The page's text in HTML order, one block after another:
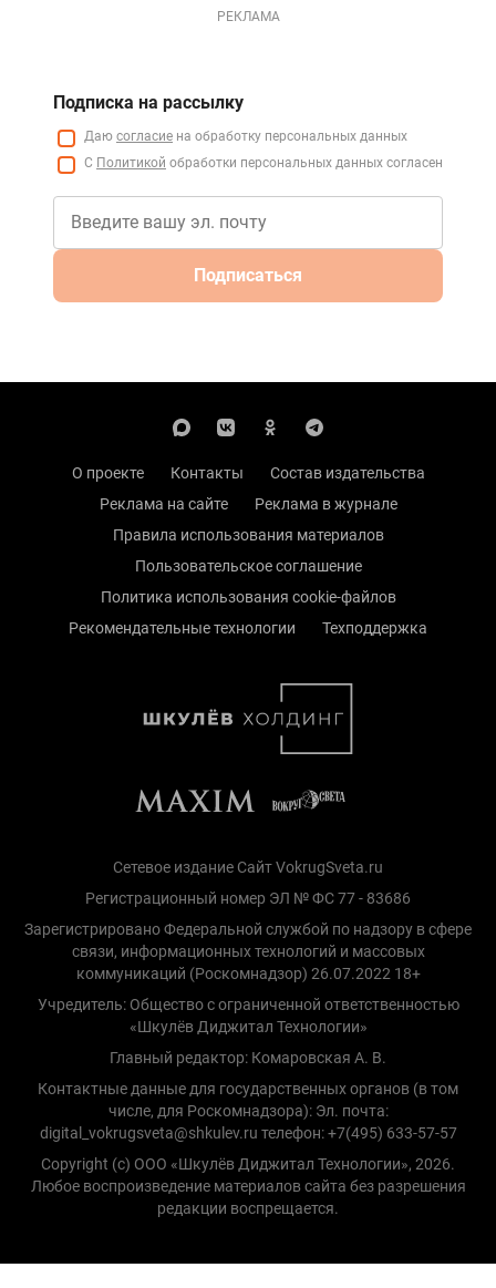
РЕКЛАМА
Подписка на рассылку
Даю согласие на обработку персональных данных
С Политикой обработки персональных данных согласен
Подписаться
О проекте Контакты
Состав издательства
Реклама на сайте
Реклама в журнале
Правила использования материалов
Пользовательское соглашение
Политика использования cookie-файлов
Рекомендательные технологии
Техподдержка
Сетевое издание Сайт VokrugSveta.ru
Регистрационный номер ЭЛ № ФС 77 - 83686
Зарегистрировано Федеральной службой по надзору в сфере
связи, информационных технологий и массовых
коммуникаций (Роскомнадзор) 26.07.2022 18+
Учредитель: Общество с ограниченной ответственностью
«Шкулёв Диджитал Технологии»
Главный редактор: Комаровская А. В.
Контактные данные для государственных органов (в том
числе, для Роскомнадзора): Эл. почта:
digital_vokrugsveta@shkulev.ru телефон: +7(495) 633-57-57
Copyright (с) ООО «Шкулёв Диджитал Технологии», 2026.
Любое воспроизведение материалов сайта без разрешения
редакции воспрещается.